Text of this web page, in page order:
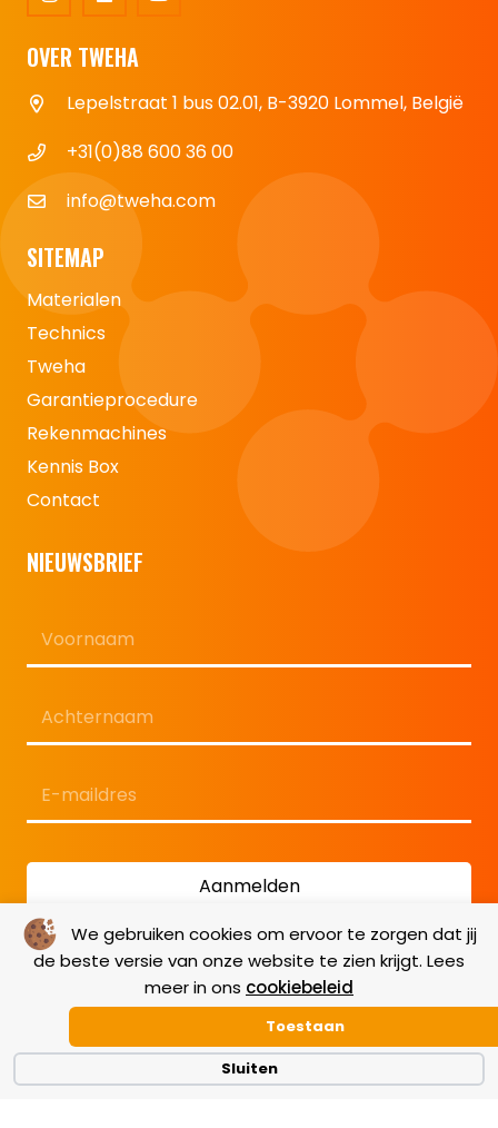
We gebruiken cookies om ervoor te zorgen dat jij
de beste versie van onze website te zien krijgt. Lees
meer in ons cookiebeleid
Toestaan
Sluiten
OVER TWEHA
Lepelstraat 1 bus 02.01, B-3920 Lommel, België
+31(0)88 600 36 00
info@tweha.com
SITEMAP
Materialen
Technics
Tweha
Garantieprocedure
Rekenmachines
Kennis Box
Contact
NIEUWSBRIEF
mailadres *